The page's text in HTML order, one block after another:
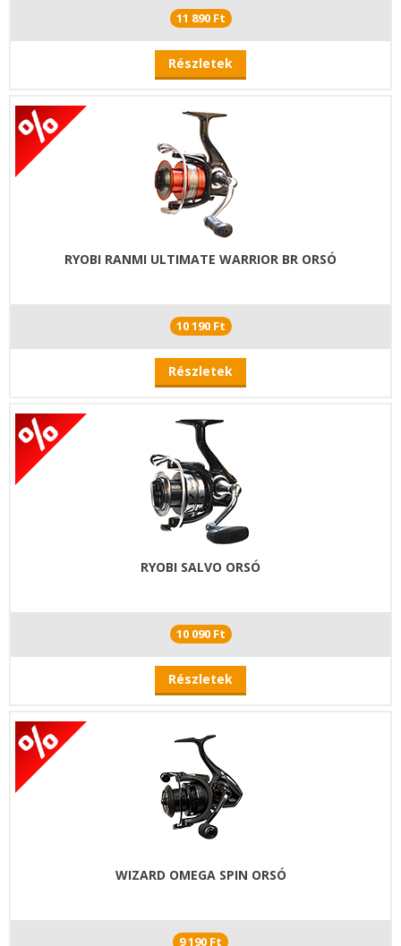
11 890 Ft
Részletek
RYOBI RANMI ULTIMATE WARRIOR BR ORSÓ
10 190 Ft
Részletek
RYOBI SALVO ORSÓ
10 090 Ft
Részletek
WIZARD OMEGA SPIN ORSÓ
9 190 Ft